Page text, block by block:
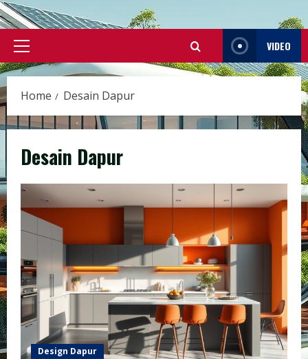
Primary
Menu
VIDEO
Home Desain Dapur
Desain Dapur
Design Dapur